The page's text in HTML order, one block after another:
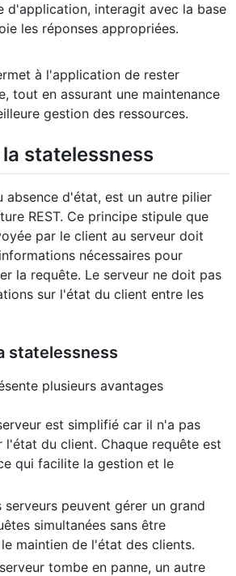
d'application, interagit avec la base
les réponses appropriées.
à l'application de rester
tout en assurant une maintenance
gestion des ressources.
statelessness
absence d'état, est un autre pilier
REST. Ce principe stipule que
par le client au serveur doit
nécessaires pour
la requête. Le serveur ne doit pas
sur l'état du client entre les
statelessness
plusieurs avantages
est simplifié car il n'a pas
l'état du client. Chaque requête est
qui facilite la gestion et le
serveurs peuvent gérer un grand
simultanées sans être
maintien de l'état des clients.
tombe en panne, un autre